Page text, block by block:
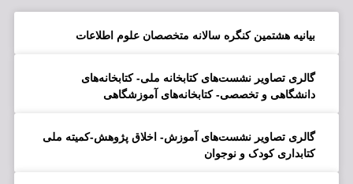
بیانیه هشتمین کنگره سالانه متخصصان علوم اطلاعات
گالری تصاویر نشست‌های کتابخانه ملی- کتابخانه‌های
دانشگاهی و تخصصی- کتابخانه‌های آموزشگاهی
گالری تصاویر نشست‌های آموزش- اخلاق پژوهش-کمیته ملی
کتابداری کودک و نوجوان